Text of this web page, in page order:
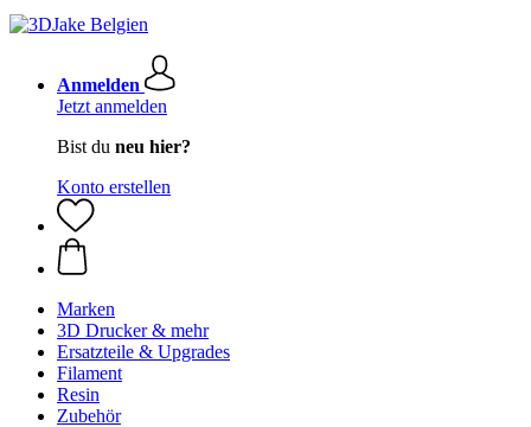
Anmelden
Jetzt anmelden
Bist du neu hier?
Konto erstellen
Marken
3D Drucker & mehr
Ersatzteile & Upgrades
Filament
Resin
Zubehör